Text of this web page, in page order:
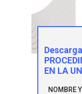
EN LA
NOMBRE